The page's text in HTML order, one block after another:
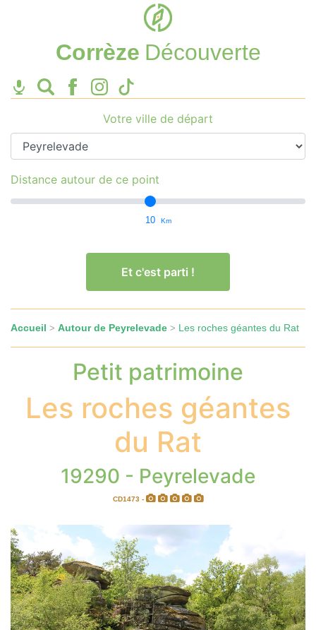
Corrèze Découverte
Votre ville de départ
Distance autour de ce point
10 Km
Et c'est parti !
Accueil > Autour de Peyrelevade > Les roches géantes du Rat
Petit patrimoine
Les roches géantes
du Rat
19290 - Peyrelevade
CD1473 -